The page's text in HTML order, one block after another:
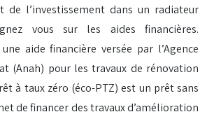
de l’investissement dans un radiateur
vous sur les aides financières.
aide financière versée par l’Agence
(Anah) pour les travaux de rénovation
à taux zéro (éco-PTZ) est un prêt sans
de financer des travaux d’amélioration